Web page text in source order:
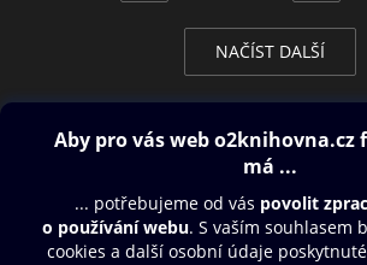
NAČÍST DALŠÍ
Obsah ke stažení
Moje O2 Knihovna